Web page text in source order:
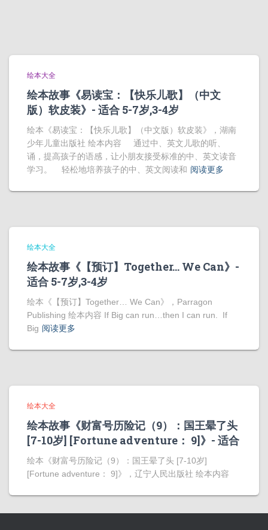
绘本大全
绘本故事《易读宝：【快乐儿歌】（中文
版）软皮装》- 适合 5-7岁,3-4岁
绘本《易读宝：【快乐儿歌】（中文版）软皮装》，湖南
少年儿童出版社 绘本内容 通过中、英文儿歌的听、
诵，提高孩子的语感，让小朋友接受标准的中、英文读音
学习。 轻松地培养孩子的中、英文阅读和 阅读更多
绘本大全
绘本故事《【预订】Together… We Can》-
适合 5-7岁,3-4岁
绘本《【预订】Together… We Can》，Parragon
Publishing 绘本内容 If Big can run…then I can run. If
Big 阅读更多
绘本大全
绘本故事《财富号历险记（9）：国王晕了头
[7-10岁] [Fortune adventure： 9]》- 适合
绘本《财富号历险记（9）：国王晕了头 [7-10岁]
[Fortune adventure： 9]》，辽宁人民出版社 绘本内容